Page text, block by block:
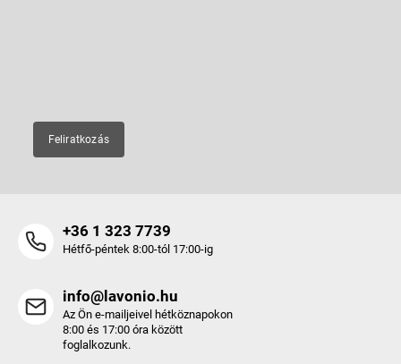
Feliratkozás
+36 1 323 7739
Hétfő-péntek 8:00-tól 17:00-ig
info@lavonio.hu
Az Ön e-mailjeivel hétköznapokon
8:00 és 17:00 óra között
foglalkozunk.